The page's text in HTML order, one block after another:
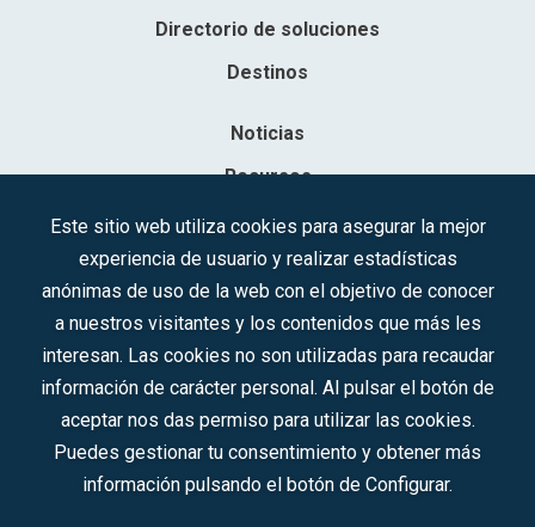
Directorio de soluciones
Destinos
Noticias
Recursos
Contacto
Sociedad Mercantil Estatal para la Gestión de la Innovación y las
C.I.F.: A-81/874.984
Síguenos en redes sociales:
Este sitio web utiliza cookies para asegurar la mejor
experiencia de usuario y realizar estadísticas
anónimas de uso de la web con el objetivo de conocer
a nuestros visitantes y los contenidos que más les
interesan. Las cookies no son utilizadas para recaudar
información de carácter personal. Al pulsar el botón de
aceptar nos das permiso para utilizar las cookies.
Puedes gestionar tu consentimiento y obtener más
información pulsando el botón de Configurar.